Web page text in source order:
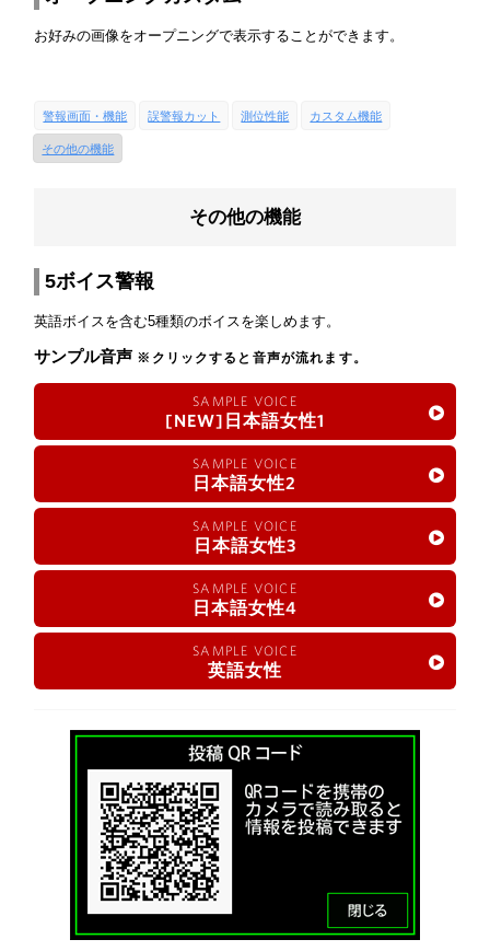
お好みの画像をオープニングで表示することができます。
警報画面・機能 誤警報カット 測位性能 カスタム機能
その他の機能
その他の機能
5ボイス警報
英語ボイスを含む5種類のボイスを楽しめます。
サンプル音声 ※クリックすると音声が流れます。
SAMPLE VOICE
[NEW]日本語女性1
SAMPLE VOICE
日本語女性2
SAMPLE VOICE
日本語女性3
SAMPLE VOICE
日本語女性4
SAMPLE VOICE
英語女性